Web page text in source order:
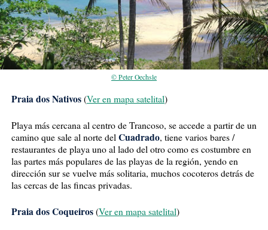
© Peter Oechsle
Praia dos Nativos(Ver en mapa satelital)
Playa más cercana al centro de Trancoso, se accede a partir de un
camino que sale al norte del Cuadrado, tiene varios bares /
restaurantes de playa uno al lado del otro como es costumbre en
las partes más populares de las playas de la región, yendo en
dirección sur se vuelve más solitaria, muchos cocoteros detrás de
las cercas de las fincas privadas.
Praia dos Coqueiros(Ver en mapa satelital)